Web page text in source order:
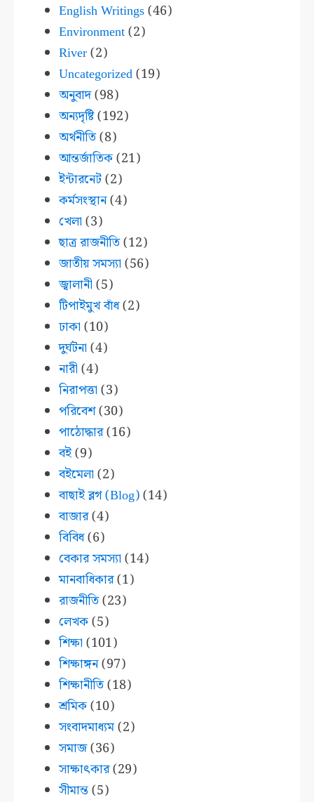
English Writings(46)
Environment(2)
River(2)
Uncategorized(19)
অনুবাদ(98)
অন্যদৃষ্টি(192)
অর্থনীতি(8)
আন্তর্জাতিক(21)
ইন্টারনেট(2)
কর্মসংস্থান(4)
খেলা (3)
ছাত্র রাজনীতি(12)
জাতীয় সমস্যা (56)
জ্বালানী (5)
টিপাইমুখ বাঁধ(2)
ঢাকা (10)
দুর্ঘটনা (4)
নারী (4)
নিরাপত্তা (3)
পরিবেশ(30)
পাঠোদ্ধার(16)
বই(9)
বইমেলা (2)
বাছাই ব্লগ (Blog)(14)
বাজার(4)
বিবিধ(6)
বেকার সমস্যা (14)
মানবাধিকার(1)
রাজনীতি(23)
লেখক(5)
শিক্ষা (101)
শিক্ষাঙ্গন(97)
শিক্ষানীতি(18)
শ্রমিক(10)
সংবাদমাধ্যম(2)
সমাজ(36)
সাক্ষাৎকার(29)
সীমান্ত(5)